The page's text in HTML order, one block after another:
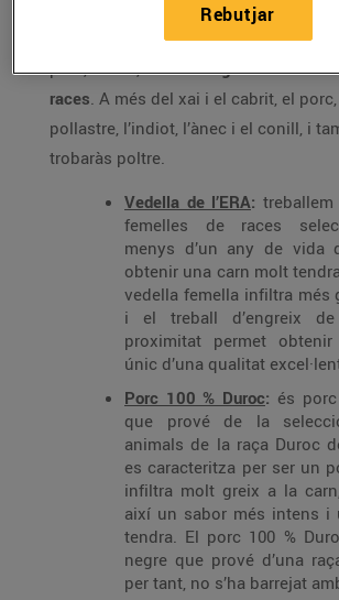
Tota la carn que t’oferim és de
però, a més,tenim una gran varietat
races. A més del xai i el cabrit, el
pollastre, l’indiot, l’ànec i el conill, i
trobaràs poltre.
Vedella de l’ERA:
femelles de races
menys d’un any de vida
obtenir una carn molt
vedella femella infiltra més
i el treball d’engreix
proximitat permet
únic d’una qualitat
Porc 100 % Duroc: és
que prové de la
animals de la raça Duroc
es caracteritza per ser un
infiltra molt greix a la
així un sabor més intens i
tendra. El porc 100 %
negre que prové d’una
per tant, no s’ha barrejat
Rebutjar